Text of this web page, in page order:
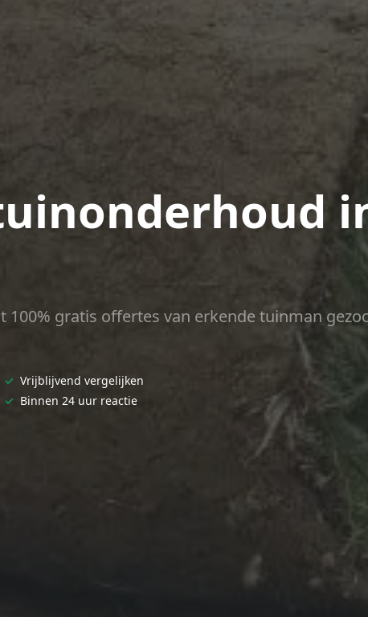
100% gratis offertes van erkende tuinman
✓ Vrijblijvend vergelijken
✓ Binnen 24 uur reactie